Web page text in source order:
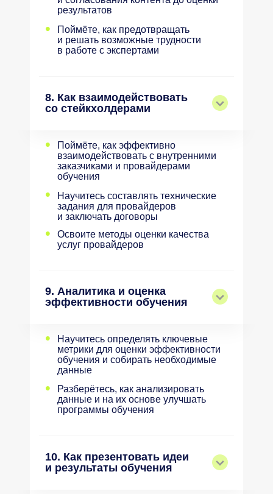
Поймёте, как предотвращать
и решать возможные трудности
в работе с экспертами
•
результатов
8. Как взаимодействовать
со стейкхолдерами
Освоите методы оценки качества
услуг провайдеров
•
Научитесь составлять технические
задания для провайдеров
и заключать договоры
•
Поймёте, как эффективно
взаимодействовать с внутренними
заказчиками и провайдерами
обучения
•
9. Аналитика и оценка
эффективности обучения
Разберётесь, как анализировать
данные и на их основе улучшать
программы обучения
•
Научитесь определять ключевые
метрики для оценки эффективности
обучения и собирать необходимые
данные
•
10. Как презентовать идеи
и результаты обучения